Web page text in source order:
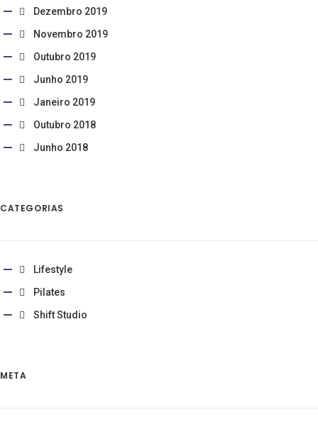
Dezembro 2019
Novembro 2019
Outubro 2019
Junho 2019
Janeiro 2019
Outubro 2018
Junho 2018
CATEGORIAS
Lifestyle
Pilates
Shift Studio
META